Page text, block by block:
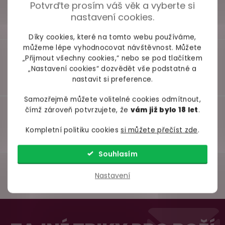
Potvrďte prosím váš věk a vyberte si
nastavení cookies.
Díky cookies, které na tomto webu používáme,
můžeme lépe vyhodnocovat návštěvnost. Můžete
„Přijmout všechny cookies,“ nebo se pod tlačítkem
„Nastavení cookies“ dozvědět vše podstatné a
nastavit si preference.
Samozřejmě můžete volitelné cookies odmítnout,
čímž zároveň potvrzujete, že vám již bylo 18 let.
Kompletní politiku cookiessi můžete přečíst zde.
Nastavení
Souhlasím
dlerecenzí ověřených zakazníkůna Heuréce